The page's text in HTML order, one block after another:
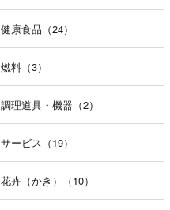
健康食品（24）
燃料（3）
調理道具・機器（2）
サービス（19）
花卉（かき）（10）